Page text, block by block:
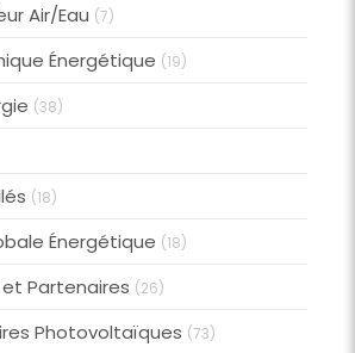
Air/Eau (7)
Énergétique (19)
(38)
(18)
Énergétique (18)
et Partenaires (26)
Photovoltaïques (73)